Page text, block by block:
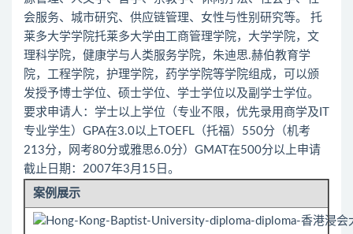
会服务、城市研究、供应链管理、女性与性别研究等。 托
莱多大学学院托莱多大学由工商管理学院，大学学院，文
理科学院，健康学与人类服务学院，朱迪思.赫伯教育学
院，工程学院，护理学院，药学学院等学院组成，可以颁
发授予博士学位、硕士学位、学士学位以及副学士学位。
要求申请人：学士以上学位（专业不限，优先录用商学及IT
专业学生）GPA在3.0以上TOEFL（托福）550分（机考
213分，网考80分或雅思6.0分）GMAT在500分以上申请
截止日期：2007年3月15日。
案例展示